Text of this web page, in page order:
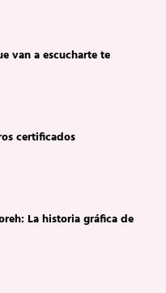
van a escucharte te
certificados
La historia gráfica de